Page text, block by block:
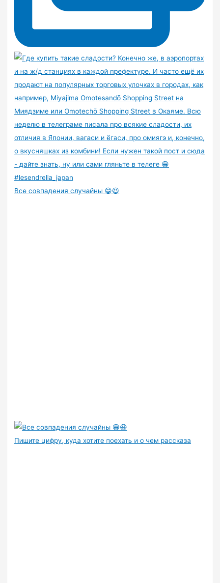
Все совпадения случайны 😁😆
Пишите цифру, куда хотите поехать и о чем рассказа